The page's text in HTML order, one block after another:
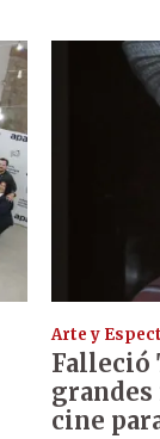
Arte y
Falleció
cine